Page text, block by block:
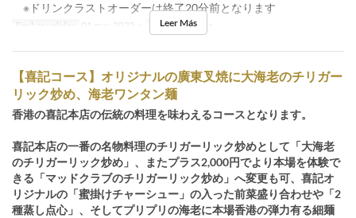
※ドリンクラストオーダーは終了20分前となります
Fechas validas 01 may 2025 ~ Comidas Cena
Leer Más
【喜記コース】オリジナルの廣東叉焼に大海老のチリガー
リック炒め、海老ワンタン麺
香港の喜記本店の伝統の料理を味わえるコースとなります。
喜記本店の一番の名物料理のチリガーリック炒めとして「大海老
のチリガーリック炒め」、またプラス2,000円でより本場を体験で
きる「マッドクラブのチリガーリック炒め」へ変更も可、喜記オ
リジナルの「蜜掛けチャーシュー」の入った前菜盛り合わせや「2
種蒸し点心」、そしてプリプリの海老に本場香港の弾力有る細麺